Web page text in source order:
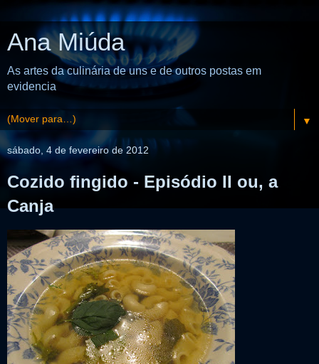
Ana Miúda
As artes da culinária de uns e de outros postas em
evidencia
▼
sábado, 4 de fevereiro de 2012
Cozido fingido - Episódio II ou, a
Canja